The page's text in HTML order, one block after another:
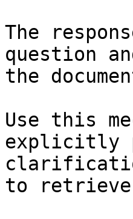
The
question
the
Use this
explicitly